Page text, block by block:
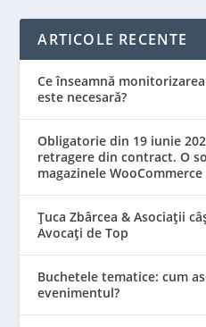
ARTICOLE RECENTE
Ce înseamnă
este necesară?
Obligatorie din 19 iunie
retragere din contract. O
magazinele WooCommerce
Țuca Zbârcea & Asociații
Avocați de Top
Buchetele tematice: cum
evenimentul?